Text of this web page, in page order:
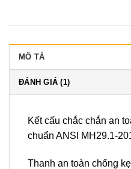
MÔ TẢ
ĐÁNH GIÁ (1)
Kết cấu chắc chắn an
chuẩn ANSI MH29.1-
Thanh an toàn chống